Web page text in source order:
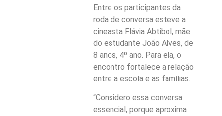
Entre os participantes da
roda de conversa esteve a
cineasta Flávia Abtibol, mãe
do estudante João Alves, de
8 anos, 4º ano. Para ela, o
encontro fortalece a relação
entre a escola e as famílias.
“Considero essa conversa
essencial, porque aproxima